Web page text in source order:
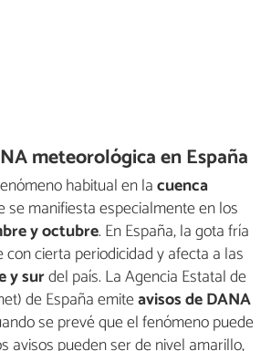
meteorológica en España
habitual en lacuenca
se manifiesta especialmente en los
y octubre. En España, la gota fría
cierta periodicidad y afecta a las
y surdel país. La Agencia Estatal de
de España emiteavisos de DANA
se prevé que el fenómeno puede
avisos pueden ser de nivel amarillo,